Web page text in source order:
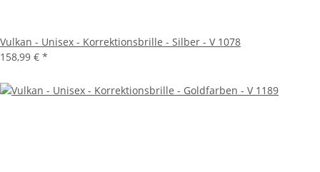
Vulkan - Unisex - Korrektionsbrille - Silber - V 1078
158,99 € *